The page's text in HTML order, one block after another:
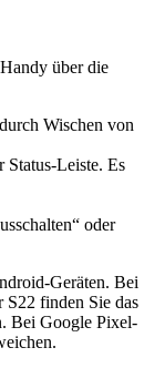
über die
Wischen von
Status-Leiste. Es
oder
Geräten. Bei
S22 finden Sie das
Bei Google Pixel-